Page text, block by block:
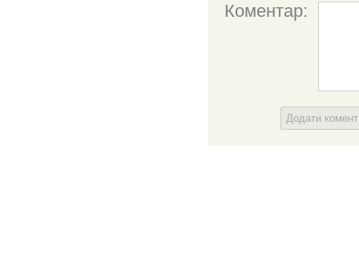
Коментар:
Додати